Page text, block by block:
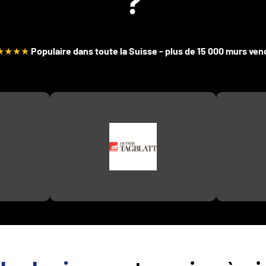
Populaire dans toute la Suisse - plus de 15 000 murs